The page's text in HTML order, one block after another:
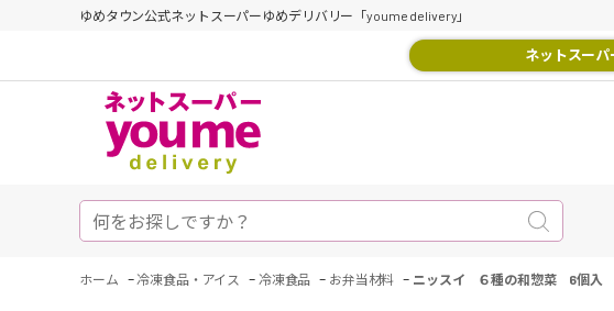
ゆめタウン公式ネットスーパーゆめデリバリー「youme delivery」
ネットスーパ
ホーム - 冷凍食品・アイス - 冷凍食品 - お弁当材料 - ニッスイ ６種の和惣菜 6個入